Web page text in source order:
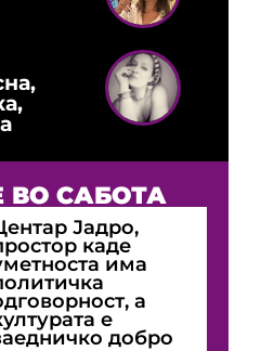
ВО САБОТА
Јадро,
каде
има
а
е
добро